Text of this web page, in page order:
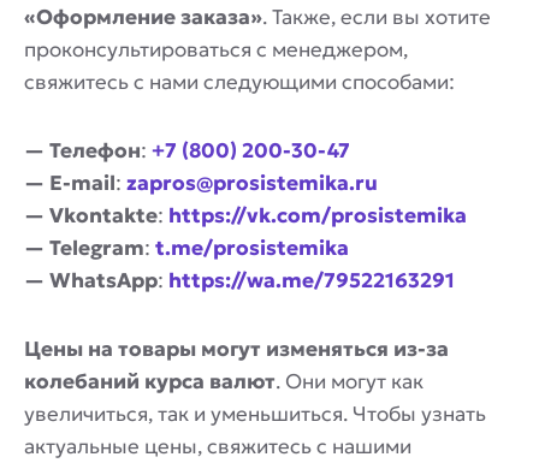
«Оформление заказа». Также, если вы хотите
проконсультироваться с менеджером,
свяжитесь с нами следующими способами:
— Телефон: +7 (800) 200-30-47
— E-mail: zapros@prosistemika.ru
— Vkontakte: https://vk.com/prosistemika
— Telegram: t.me/prosistemika
— WhatsApp: https://wa.me/79522163291
Цены на товары могут изменяться из-за
колебаний курса валют. Они могут как
увеличиться, так и уменьшиться. Чтобы узнать
актуальные цены, свяжитесь с нашими